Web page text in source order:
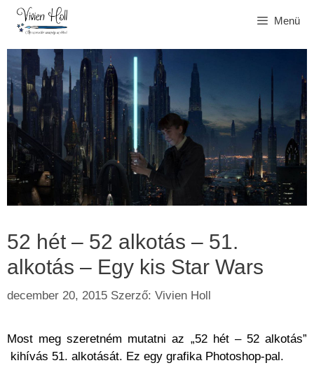
Kilépés
Menü
52 hét – 52 alkotás – 51.
alkotás – Egy kis Star Wars
december 20, 2015 Szerző: Vivien Holl
Most meg szeretném mutatni az „52 hét – 52 alkotás”
kihívás 51. alkotását. Ez egy grafika Photoshop-pal.